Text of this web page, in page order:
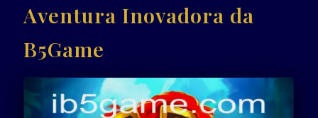
Aventura Inovadora da
B5Game